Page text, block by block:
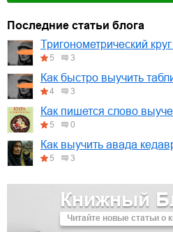
Книжный
Читайте новые статьи о
Последние статьи блога
Тригонометрический
5 3
Как быстро выучить
4 3
Как пишется слово
5 0
Как выучить авада
5 3